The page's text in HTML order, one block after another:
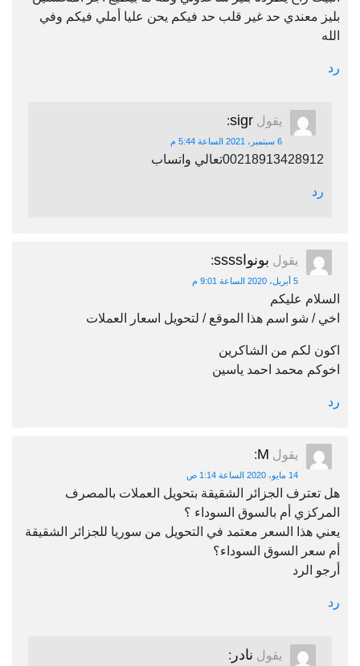
بليز معندي حد غير قلب حد فيكم يحن عليا أملي فيكم وفي
الله
رد
يقول sigr
:
6 سبتمبر، 2021 الساعة 5:44 م
00218913428912تعالي واتساب
رد
يقول بونواssss :
5 أبريل، 2020 الساعة 9:01 م
السلام عليكم
اخي / شو اسم هذا الموقع / لتحويل اسعار العملات
اكون لكم من الشاكرين
اخوكم محمد احمد ياسين
رد
يقول M
:
14 مايو، 2020 الساعة 1:14 ص
هل تعترف الجزائر الشقيقة بتحويل العملات بالمصرف
المركزي أم بالسوق السوداء ؟
يعني هذا السعر معتمد في التحويل من سوريا للجزائر الشقيقة
أم سعر السوق السوداء؟
أرجو الرد
رد
يقول نادر :